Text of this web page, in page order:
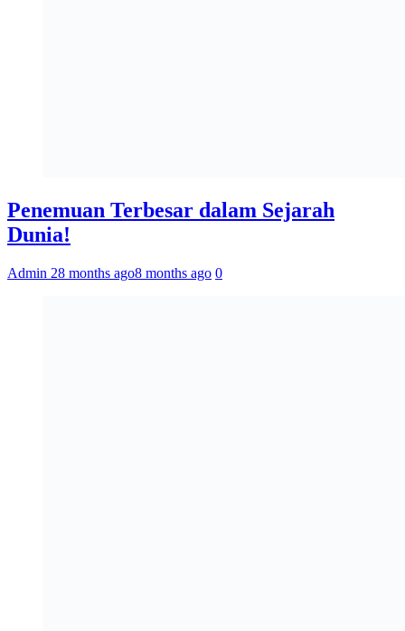
Penemuan Terbesar dalam Sejarah
Dunia!
Admin 28 months ago8 months ago 0